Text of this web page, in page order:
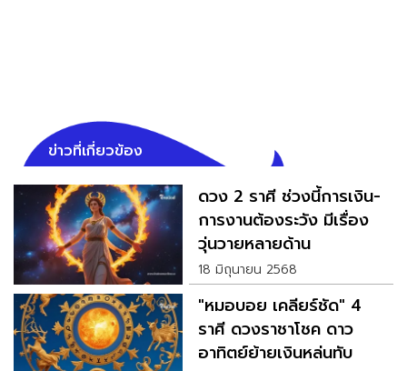
ข่าวที่เกี่ยวข้อง
ดวง 2 ราศี ช่วงนี้การเงิน-
การงานต้องระวัง มีเรื่อง
วุ่นวายหลายด้าน
18 มิถุนายน 2568
"หมอบอย เคลียร์ชัด" 4
ราศี ดวงราชาโชค ดาว
อาทิตย์ย้ายเงินหล่นทับ